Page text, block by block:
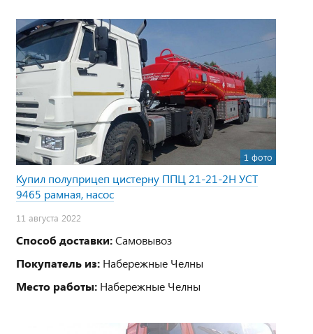
1 фото
Купил полуприцеп цистерну ППЦ 21-21-2Н УСТ
9465 рамная, насос
11 августа 2022
Способ доставки:Самовывоз
Покупатель из: Набережные Челны
Место работы: Набережные Челны